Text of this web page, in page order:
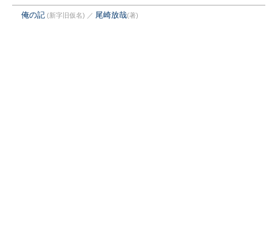
俺の記 (新字旧仮名) ／ 尾崎放哉(著)